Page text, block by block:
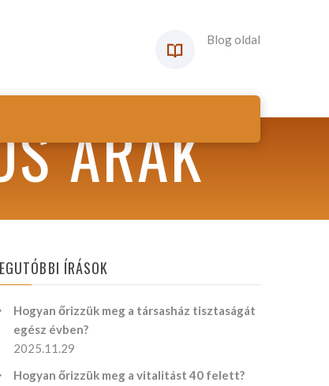
Blog oldal
ÁRAK
ÍRÁSOK
Hogyan őrizzük meg a társasház tisztaságát
egész évben?
2025.11.29
Hogyan őrizzük meg a vitalitást 40 felett?